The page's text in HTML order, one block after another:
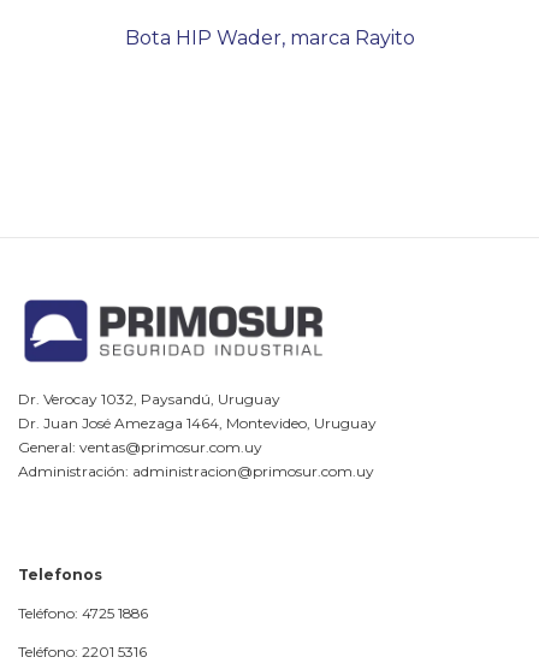
Bota HIP Wader, marca Rayito
Dr. Verocay 1032, Paysandú, Uruguay
Dr. Juan José Amezaga 1464, Montevideo, Uruguay
General: ventas@primosur.com.uy
Administración: administracion@primosur.com.uy
Telefonos
Teléfono: 4725 1886
Teléfono: 2201 5316